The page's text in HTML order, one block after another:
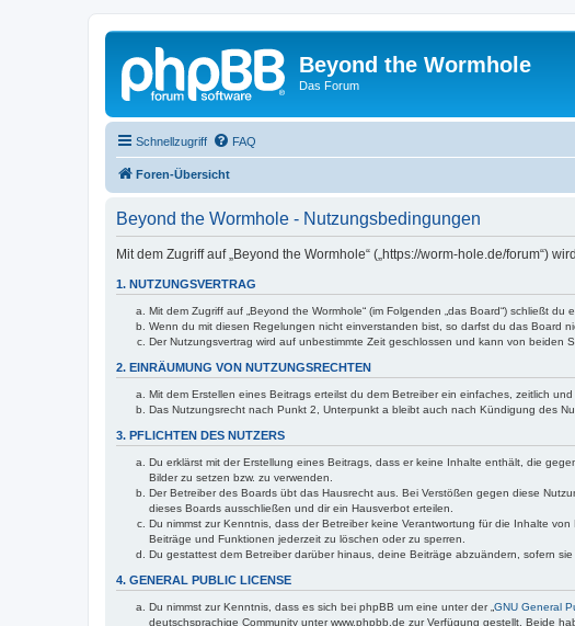
Beyond the Wormhole
Das Forum
Schnellzugriff FAQ
Foren-Übersicht
Beyond the Wormhole - Nutzungsbedingungen
Mit dem Zugriff auf „Beyond the Wormhole“ („https://worm-hole.de/forum“)
1. NUTZUNGSVERTRAG
Mit dem Zugriff auf „Beyond the Wormhole“ (im Folgenden „das Board“) schließt
Wenn du mit diesen Regelungen nicht einverstanden bist, so darfst du das Board
Der Nutzungsvertrag wird auf unbestimmte Zeit geschlossen und kann von beiden
2. EINRÄUMUNG VON NUTZUNGSRECHTEN
Mit dem Erstellen eines Beitrags erteilst du dem Betreiber ein einfaches, zeitlich
Das Nutzungsrecht nach Punkt 2, Unterpunkt a bleibt auch nach Kündigung des
3. PFLICHTEN DES NUTZERS
Du erklärst mit der Erstellung eines Beitrags, dass er keine Inhalte enthält, die
Bilder zu setzen bzw. zu verwenden.
Der Betreiber des Boards übt das Hausrecht aus. Bei Verstößen gegen diese
dieses Boards ausschließen und dir ein Hausverbot erteilen.
Du nimmst zur Kenntnis, dass der Betreiber keine Verantwortung für die Inhalte
Beiträge und Funktionen jederzeit zu löschen oder zu sperren.
Du gestattest dem Betreiber darüber hinaus, deine Beiträge abzuändern, sofern
4. GENERAL PUBLIC LICENSE
Du nimmst zur Kenntnis, dass es sich bei phpBB um eine unter der „ GNU General
deutschsprachige Community unter www.phpbb.de zur Verfügung gestellt. Beide